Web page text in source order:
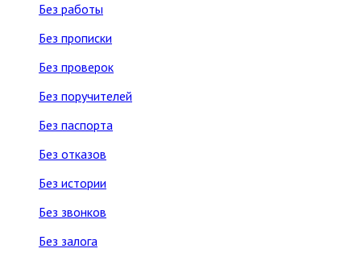
Без работы
Без прописки
Без проверок
Без поручителей
Без паспорта
Без отказов
Без истории
Без звонков
Без залога